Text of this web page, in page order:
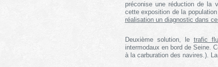
préconise une réduction de la
cette exposition de la
réalisation un diagnostic dans
Deuxième solution, le trafic
intermodaux en bord de Seine.
à la carburation des navires.).